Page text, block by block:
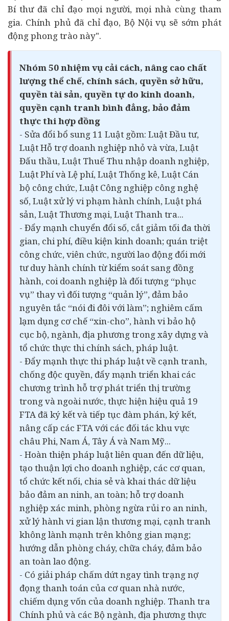
Bí thư đã chỉ đạo mọi người, mọi nhà cùng tham
gia. Chính phủ đã chỉ đạo, Bộ Nội vụ sẽ sớm phát
động phong trào này".
Nhóm 50 nhiệm vụ cải cách, nâng cao chất
lượng thể chế, chính sách, quyền sở hữu,
quyền tài sản, quyền tự do kinh doanh,
quyền cạnh tranh bình đẳng, bảo đảm
thực thi hợp đồng
- Sửa đổi bổ sung 11 Luật gồm: Luật Đầu tư,
Luật Hỗ trợ doanh nghiệp nhỏ và vừa, Luật
Đấu thầu, Luật Thuế Thu nhập doanh nghiệp,
Luật Phí và Lệ phí, Luật Thống kê, Luật Cán
bộ công chức, Luật Công nghiệp công nghệ
số, Luật xử lý vi phạm hành chính, Luật phá
sản, Luật Thương mại, Luật Thanh tra...
- Đẩy mạnh chuyển đổi số, cắt giảm tối đa thời
gian, chi phí, điều kiện kinh doanh; quán triệt
công chức, viên chức, người lao động đổi mới
tư duy hành chính từ kiểm soát sang đồng
hành, coi doanh nghiệp là đối tượng “phục
vụ” thay vì đối tượng “quản lý”, đảm bảo
nguyên tắc “nói đi đôi với làm”; nghiêm cấm
lạm dụng cơ chế “xin-cho”, hành vi bảo hộ
cục bộ, ngành, địa phương trong xây dựng và
tổ chức thực thi chính sách, pháp luật.
- Đẩy mạnh thực thi pháp luật về cạnh tranh,
chống độc quyền, đẩy mạnh triển khai các
chương trình hỗ trợ phát triển thị trường
trong và ngoài nước, thực hiện hiệu quả 19
FTA đã ký kết và tiếp tục đàm phán, ký kết,
nâng cấp các FTA với các đối tác khu vực
châu Phi, Nam Á, Tây Á và Nam Mỹ...
- Hoàn thiện pháp luật liên quan đến dữ liệu,
tạo thuận lợi cho doanh nghiệp, các cơ quan,
tổ chức kết nối, chia sẻ và khai thác dữ liệu
bảo đảm an ninh, an toàn; hỗ trợ doanh
nghiệp xác minh, phòng ngừa rủi ro an ninh,
xử lý hành vi gian lận thương mại, cạnh tranh
không lành mạnh trên không gian mạng;
hướng dẫn phòng cháy, chữa cháy, đảm bảo
an toàn lao động.
- Có giải pháp chấm dứt ngay tình trạng nợ
đọng thanh toán của cơ quan nhà nước,
chiếm dụng vốn của doanh nghiệp. Thanh tra
Chính phủ và các Bộ ngành, địa phương thực